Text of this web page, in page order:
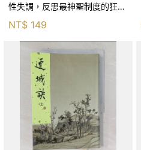
性失調，反思最神聖制度的狂亂
NT$ 149